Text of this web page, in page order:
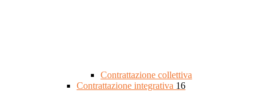
Contrattazione collettiva
Contrattazione integrativa 16